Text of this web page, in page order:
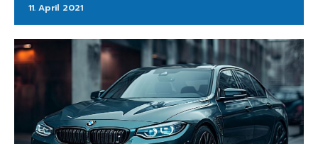
11. April 2021